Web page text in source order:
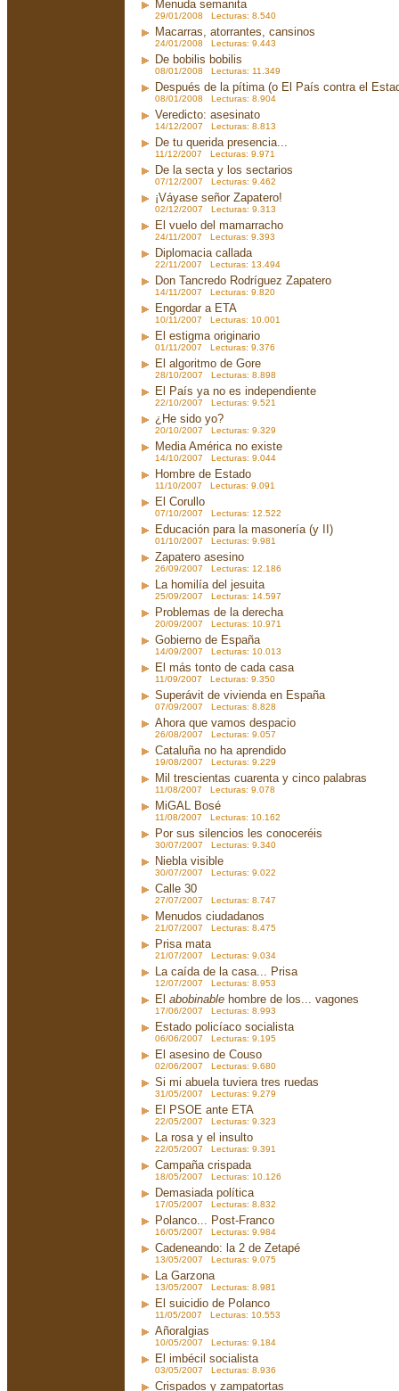
Menuda semanita
29/01/2008 Lecturas: 8.540
Macarras, atorrantes, cansinos
24/01/2008 Lecturas: 9.443
De bobilis bobilis
08/01/2008 Lecturas: 11.349
Después de la pítima (o El País contra el
08/01/2008 Lecturas: 8.904
Veredicto: asesinato
14/12/2007 Lecturas: 8.813
De tu querida presencia...
11/12/2007 Lecturas: 9.971
De la secta y los sectarios
07/12/2007 Lecturas: 9.462
¡Váyase señor Zapatero!
02/12/2007 Lecturas: 9.313
El vuelo del mamarracho
24/11/2007 Lecturas: 9.393
Diplomacia callada
22/11/2007 Lecturas: 13.494
Don Tancredo Rodríguez Zapatero
14/11/2007 Lecturas: 9.820
Engordar a ETA
10/11/2007 Lecturas: 10.001
El estigma originario
01/11/2007 Lecturas: 9.376
El algoritmo de Gore
28/10/2007 Lecturas: 8.898
El País ya no es independiente
22/10/2007 Lecturas: 9.521
¿He sido yo?
20/10/2007 Lecturas: 9.329
Media América no existe
14/10/2007 Lecturas: 9.044
Hombre de Estado
11/10/2007 Lecturas: 9.091
El Corullo
07/10/2007 Lecturas: 12.522
Educación para la masonería (y II)
01/10/2007 Lecturas: 9.981
Zapatero asesino
26/09/2007 Lecturas: 12.186
La homilía del jesuita
25/09/2007 Lecturas: 14.597
Problemas de la derecha
20/09/2007 Lecturas: 10.971
Gobierno de España
14/09/2007 Lecturas: 10.013
El más tonto de cada casa
11/09/2007 Lecturas: 9.350
Superávit de vivienda en España
07/09/2007 Lecturas: 8.828
Ahora que vamos despacio
26/08/2007 Lecturas: 9.057
Cataluña no ha aprendido
19/08/2007 Lecturas: 9.229
Mil trescientas cuarenta y cinco palabras
11/08/2007 Lecturas: 9.078
MiGAL Bosé
11/08/2007 Lecturas: 10.162
Por sus silencios les conoceréis
30/07/2007 Lecturas: 9.340
Niebla visible
30/07/2007 Lecturas: 9.022
Calle 30
27/07/2007 Lecturas: 8.747
Menudos ciudadanos
21/07/2007 Lecturas: 8.475
Prisa mata
21/07/2007 Lecturas: 9.034
La caída de la casa... Prisa
12/07/2007 Lecturas: 8.953
El abobinable hombre de los... vagones
17/06/2007 Lecturas: 8.993
Estado policíaco socialista
06/06/2007 Lecturas: 9.195
El asesino de Couso
02/06/2007 Lecturas: 9.680
Si mi abuela tuviera tres ruedas
31/05/2007 Lecturas: 9.279
El PSOE ante ETA
22/05/2007 Lecturas: 9.323
La rosa y el insulto
22/05/2007 Lecturas: 9.391
Campaña crispada
18/05/2007 Lecturas: 10.126
Demasiada política
17/05/2007 Lecturas: 8.832
Polanco... Post-Franco
16/05/2007 Lecturas: 9.984
Cadeneando: la 2 de Zetapé
13/05/2007 Lecturas: 9.075
La Garzona
13/05/2007 Lecturas: 8.981
El suicidio de Polanco
11/05/2007 Lecturas: 10.553
Añoralgias
10/05/2007 Lecturas: 9.184
El imbécil socialista
03/05/2007 Lecturas: 8.936
Crispados y zampatortas